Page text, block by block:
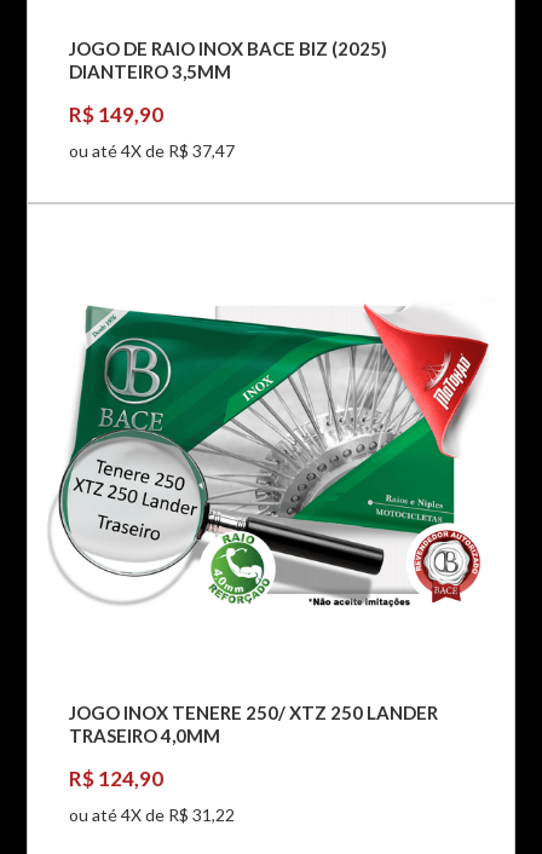
JOGO DE RAIO INOX BACE BIZ (2025)
DIANTEIRO 3,5MM
R$ 149,90
ou até 4X de R$ 37,47
JOGO INOX TENERE 250/ XTZ 250 LANDER
TRASEIRO 4,0MM
R$ 124,90
ou até 4X de R$ 31,22